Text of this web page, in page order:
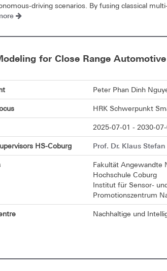
driving scenarios. By fusing classical
for Close Range
Peter Phan Dinh
HRK Schwerpunkt
2025-07-01 - 2030-07-
HS-Coburg Prof. Dr. Klaus
Fakultät Angewandte
Hochschule Coburg
Institut für Sensor-
Promotionszentrum
Nachhaltige und